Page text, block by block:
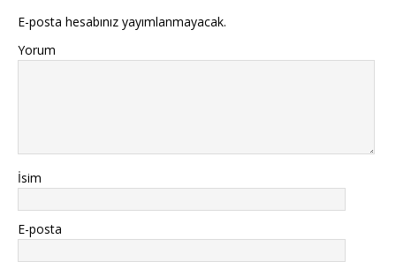
E-posta hesabınız yayımlanmayacak.
Yorum
İsim
E-posta